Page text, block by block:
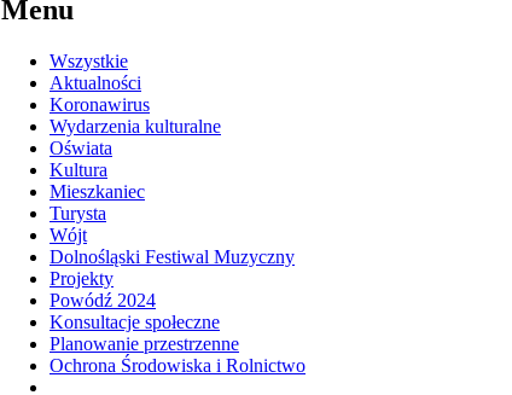
Menu
Wszystkie
Aktualności
Koronawirus
Wydarzenia kulturalne
Oświata
Kultura
Mieszkaniec
Turysta
Wójt
Dolnośląski Festiwal Muzyczny
Projekty
Powódź 2024
Konsultacje społeczne
Planowanie przestrzenne
Ochrona Środowiska i Rolnictwo